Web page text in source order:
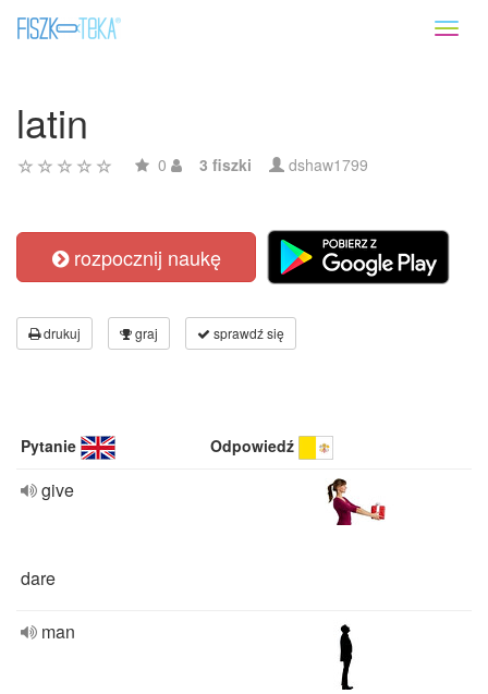
latin
0 3 fiszki dshaw1799
rozpocznij naukę
drukuj graj sprawdź się
Pytanie Odpowiedź
give
dare
man